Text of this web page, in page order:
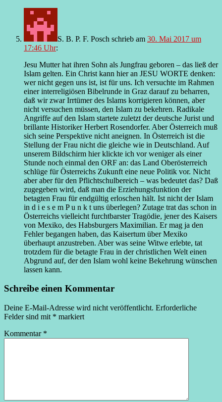
S. B. P. F. Posch schrieb am 30. Mai 2017 um
17:46 Uhr:
Jesu Mutter hat ihren Sohn als Jungfrau geboren – das ließ der
Islam gelten. Ein Christ kann hier an JESU WORTE denken:
wer nicht gegen uns ist, ist für uns. Ich versuchte im Rahmen
einer interreligiösen Bibelrunde in Graz darauf zu beharren,
daß wir zwar Irrtümer des Islams korrigieren können, aber
nicht versuchen müssen, den Islam zu bekehren. Radikale
Angriffe auf den Islam startete zuletzt der deutsche Jurist und
brillante Historiker Herbert Rosendorfer. Aber Österreich muß
sich seine Perspektive nicht aneignen. In Österreich ist die
Stellung der Frau nicht die gleiche wie in Deutschland. Auf
unserem Bildschirm hier klickte ich vor weniger als einer
Stunde noch einmal den ORF an: das Land Oberösterreich
schlüge für Österreichs Zukunft eine neue Politik vor. Nicht
aber aber für den Pflichtschulbereich – was bedeutet das? Daß
zugegeben wird, daß man die Erziehungsfunktion der
betagten Frau für endgültig erloschen hält. Ist nicht der Islam
in d i e s e m P u n k t uns überlegen? Zutage trat das schon in
Österreichs vielleicht furchtbarster Tragödie, jener des Kaisers
von Mexiko, des Habsburgers Maximilian. Er mag ja den
Fehler begangen haben, das Kaisertum über Mexiko
überhaupt anzustreben. Aber was seine Witwe erlebte, tat
trotzdem für die betagte Frau in der christlichen Welt einen
Abgrund auf, der den Islam wohl keine Bekehrung wünschen
lassen kann.
Schreibe einen Kommentar
Deine E-Mail-Adresse wird nicht veröffentlicht. Erforderliche
Felder sind mit * markiert
Kommentar *